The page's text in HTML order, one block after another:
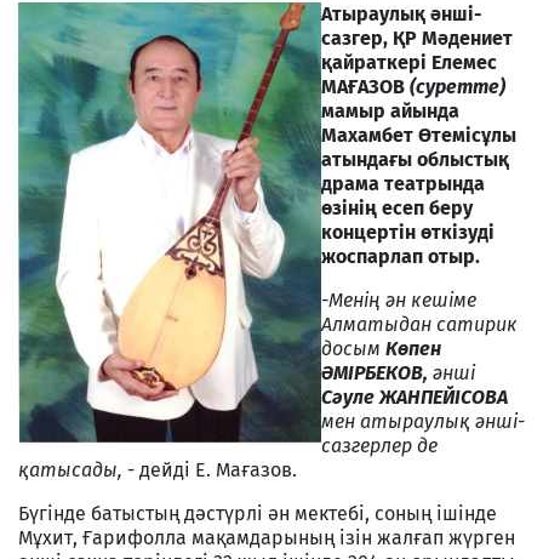
Атыраулық әнші-
сазгер, ҚР Мәдениет
қайраткері Елемес
МАҒАЗОВ (суретте)
мамыр айында
Махамбет Өтемісұлы
атындағы облыстық
драма театрында
өзінің есеп беру
концертін өткізуді
жоспарлап отыр.
-Менің ән кешіме
Алматыдан сатирик
досым Көпен
ӘМІРБЕКОВ, әнші
Сәуле ЖАНПЕЙІСОВА
мен атыраулық әнші-
сазгерлер де
қатысады, - дейді Е. Мағазов.
Бүгінде батыстың дәстүрлі ән мектебі, соның ішінде
Мұхит, Ғарифолла мақамдарының ізін жалғап жүрген